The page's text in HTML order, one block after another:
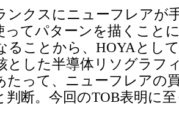
クスにニューフレアが
ってパターンを描くこと
ることから、HOYAとし
とした半導体リソグラフ
たって、ニューフレアの
判断。今回のTOB表明に